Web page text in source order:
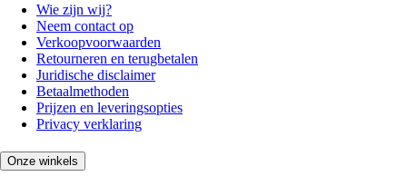
Wie zijn wij?
Neem contact op
Verkoopvoorwaarden
Retourneren en terugbetalen
Juridische disclaimer
Betaalmethoden
Prijzen en leveringsopties
Privacy verklaring
Onze winkels